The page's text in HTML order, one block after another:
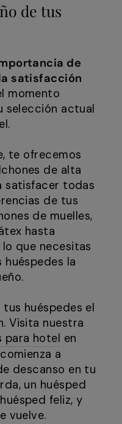
de tus
de
satisfacción
momento
selección actual
te ofrecemos
de alta
satisfacer todas
de tus
de muelles,
hasta
que necesitas
la
tus huéspedes el
Visita nuestra
para hotel en
a
descanso en tu
un huésped
feliz, y
vuelve.